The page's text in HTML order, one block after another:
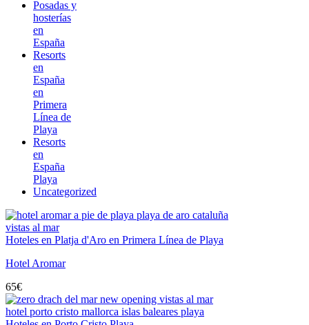
Posadas y
hosterías
en
España
Resorts
en
España
en
Primera
Línea de
Playa
Resorts
en
España
Playa
Uncategorized
Hoteles en Platja d'Aro en Primera Línea de Playa
Hotel Aromar
65€